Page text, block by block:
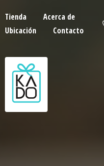
Tienda
Acerca de
Ubicación
Contacto